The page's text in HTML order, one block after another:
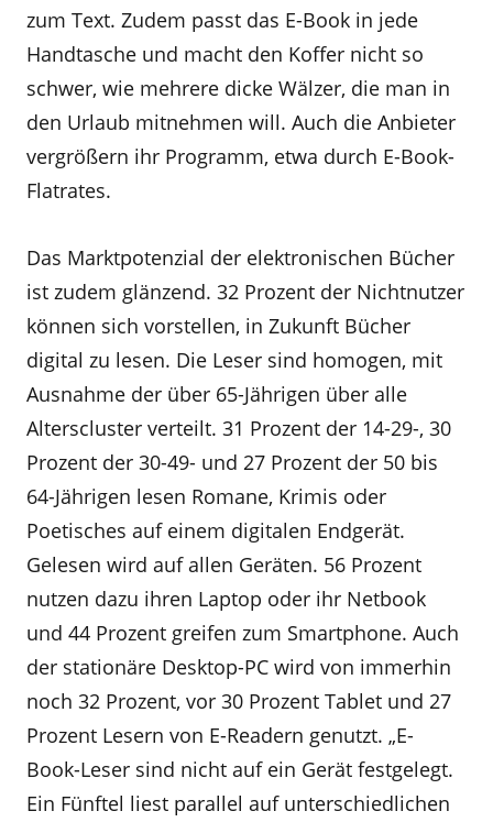
zum Text. Zudem passt das E-Book in jede
Handtasche und macht den Koffer nicht so
schwer, wie mehrere dicke Wälzer, die man in
den Urlaub mitnehmen will. Auch die Anbieter
vergrößern ihr Programm, etwa durch E-Book-
Flatrates.
Das Marktpotenzial der elektronischen Bücher
ist zudem glänzend. 32 Prozent der Nichtnutzer
können sich vorstellen, in Zukunft Bücher
digital zu lesen. Die Leser sind homogen, mit
Ausnahme der über 65-Jährigen über alle
Alterscluster verteilt. 31 Prozent der 14-29-, 30
Prozent der 30-49- und 27 Prozent der 50 bis
64-Jährigen lesen Romane, Krimis oder
Poetisches auf einem digitalen Endgerät.
Gelesen wird auf allen Geräten. 56 Prozent
nutzen dazu ihren Laptop oder ihr Netbook
und 44 Prozent greifen zum Smartphone. Auch
der stationäre Desktop-PC wird von immerhin
noch 32 Prozent, vor 30 Prozent Tablet und 27
Prozent Lesern von E-Readern genutzt. „E-
Book-Leser sind nicht auf ein Gerät festgelegt.
Ein Fünftel liest parallel auf unterschiedlichen